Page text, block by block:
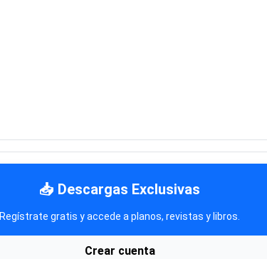
📥 Descargas Exclusivas
Regístrate gratis y accede a planos, revistas y libros.
Crear cuenta